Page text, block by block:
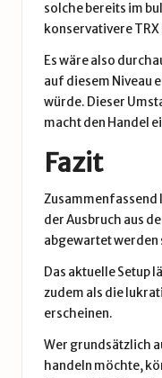
solche bereits im
konservativere
Es wäre also
auf diesem Niveau
würde. Dieser
macht den Handel
Fazit
Zusammenfassend
der Ausbruch aus
abgewartet werden
Das aktuelle Setup
zudem als die
erscheinen.
Wer grundsätzlich
handeln möchte,